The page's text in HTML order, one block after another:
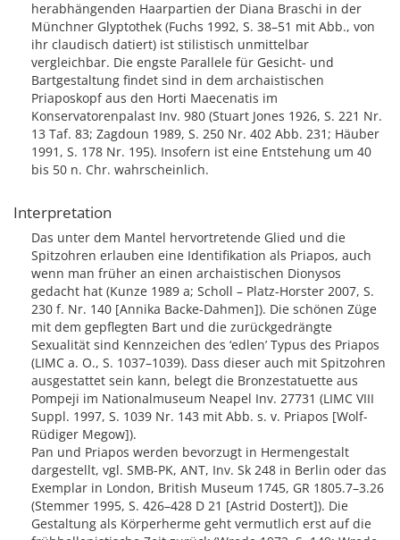
herabhängenden Haarpartien der Diana Braschi in der
Münchner Glyptothek (Fuchs 1992, S. 38–51 mit Abb., von
ihr claudisch datiert) ist stilistisch unmittelbar
vergleichbar. Die engste Parallele für Gesicht- und
Bartgestaltung findet sind in dem archaistischen
Priaposkopf aus den Horti Maecenatis im
Konservatorenpalast Inv. 980 (Stuart Jones 1926, S. 221 Nr.
13 Taf. 83; Zagdoun 1989, S. 250 Nr. 402 Abb. 231; Häuber
1991, S. 178 Nr. 195). Insofern ist eine Entstehung um 40
bis 50 n. Chr. wahrscheinlich.
Interpretation
Das unter dem Mantel hervortretende Glied und die
Spitzohren erlauben eine Identifikation als Priapos, auch
wenn man früher an einen archaistischen Dionysos
gedacht hat (Kunze 1989 a; Scholl – Platz-Horster 2007, S.
230 f. Nr. 140 [Annika Backe-Dahmen]). Die schönen Züge
mit dem gepflegten Bart und die zurückgedrängte
Sexualität sind Kennzeichen des ‘edlen’ Typus des Priapos
(LIMC a. O., S. 1037–1039). Dass dieser auch mit Spitzohren
ausgestattet sein kann, belegt die Bronzestatuette aus
Pompeji im Nationalmuseum Neapel Inv. 27731 (LIMC VIII
Suppl. 1997, S. 1039 Nr. 143 mit Abb. s. v. Priapos [Wolf-
Rüdiger Megow]).
Pan und Priapos werden bevorzugt in Hermengestalt
dargestellt, vgl. SMB-PK, ANT, Inv. Sk 248 in Berlin oder das
Exemplar in London, British Museum 1745, GR 1805.7–3.26
(Stemmer 1995, S. 426–428 D 21 [Astrid Dostert]). Die
Gestaltung als Körperherme geht vermutlich erst auf die